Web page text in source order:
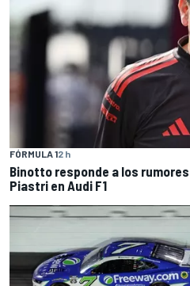
FÓRMULA 12 h
Binotto responde a los
Piastri en Audi F1